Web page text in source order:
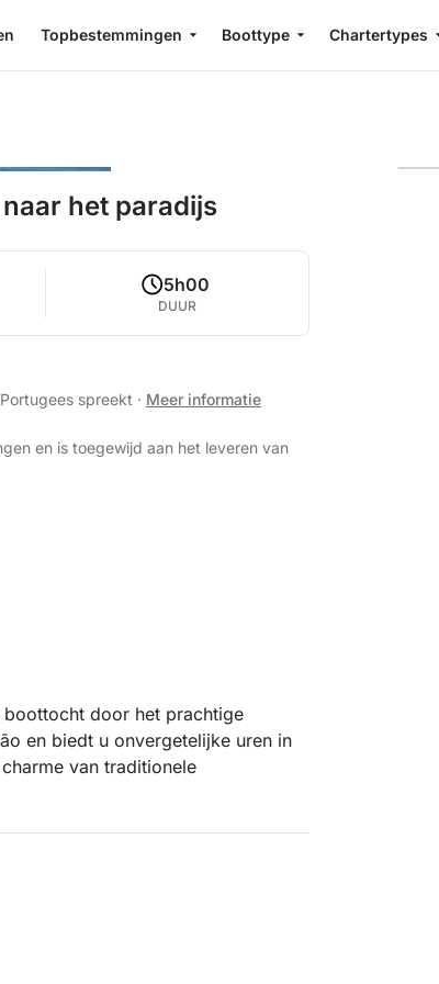
Topbestemmingen Boottype Chartertypes
het paradijs
5h00
DUUR
spreekt · Meer informatie
en is toegewijd aan het leveren van
boottocht door het prachtige
en biedt u onvergetelijke uren in
van traditionele
het zo bijzonder maakt. Wij
en de stemming van de groep
zoals Armona, Culatra en het